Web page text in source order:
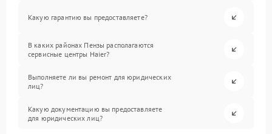
Какую гарантию вы предоставляете?
В каких районах Пензы располагаются
сервисные центры Haier?
Выполняете ли вы ремонт для юридических
лиц?
Какую документацию вы предоставляете
для юридических лиц?